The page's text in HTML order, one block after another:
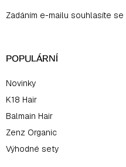
Zadáním e-mailu souhlasíte se
POPULÁRNÍ
Novinky
K18 Hair
Balmain Hair
Zenz Organic
Výhodné sety